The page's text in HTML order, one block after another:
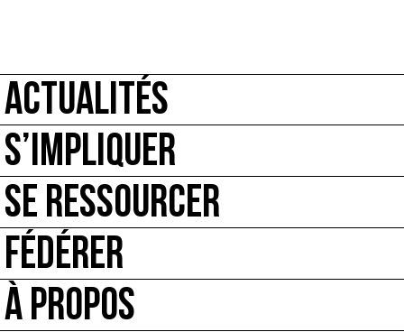
ACTUALITÉS
S’IMPLIQUER
SE RESSOURCER
FÉDÉRER
À PROPOS